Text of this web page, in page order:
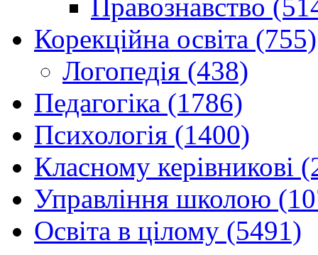
Правознавство
Корекційна освіта (755)
Логопедія (438)
Педагогіка (1786)
Психологія (1400)
Класному керівникові
Управління школою
Освіта в цілому (5491)